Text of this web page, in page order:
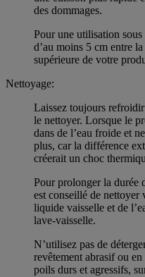
des dommages.
Pour une utilisation
d’au moins 5 cm entre
supérieure de votre
Nettoyage:
Laissez toujours
le nettoyer. Lorsque le
dans de l’eau froide et
plus, car la différence
créerait un choc
Pour prolonger la durée
est conseillé de nettoyer
liquide vaisselle et de
lave-vaisselle.
N’utilisez pas de
revêtement abrasif ou
poils durs et agressifs,